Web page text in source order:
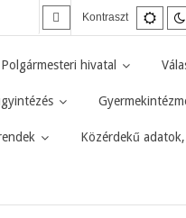
Kontraszt
mód
Polgármesteri hivatal
Közérdekű